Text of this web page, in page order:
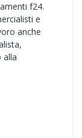
f24.
e
anche
alla